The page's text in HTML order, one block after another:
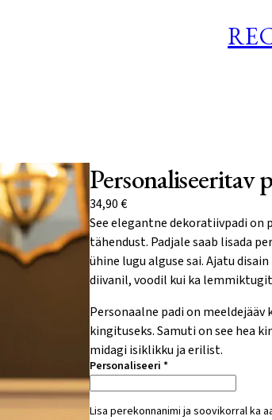
Personaliseeritav
34,90€
See elegantne dekoratiivpadi on
tähendust. Padjale saab lisada
ühine lugu alguse sai. Ajatu
diivanil, voodil kui ka
Personaalne padi on
kingituseks. Samuti on see hea
midagi isiklikku ja erilist.
Personaliseeri *
Lisa perekonnanimi ja soovikorral ka